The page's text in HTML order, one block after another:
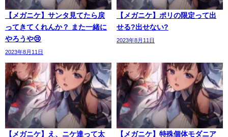
【メガニケ】サンタ見てたら戻
ってきてくれんか？ また一緒に
やろうや😢
2023年8月11日
【メガニケ】ポリの限定って出
せる?出せない?
2023年8月11日
【メガニケ】え、ニケ達って太 【メガニケ】特殊個体モダニア